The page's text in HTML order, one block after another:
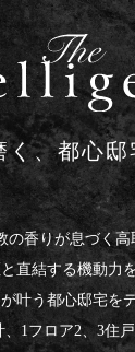
く、都心
の香りが息づく高
直結する機動力
叶う都心邸宅を
、1フロア2、3住